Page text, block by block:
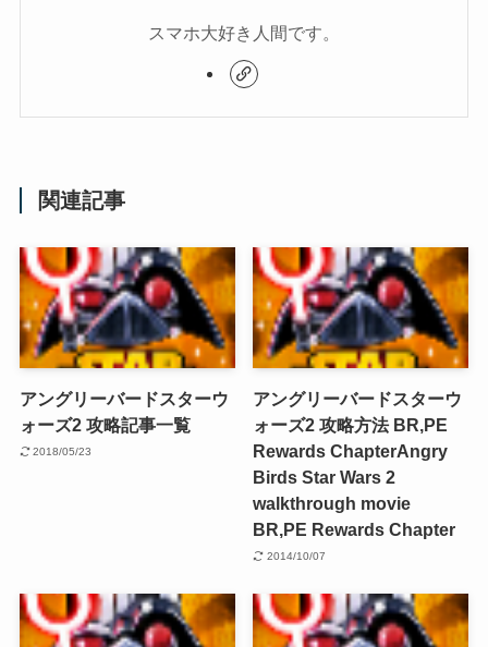
スマホ大好き人間です。
関連記事
アングリーバードスターウ
ォーズ2 攻略記事一覧
2018/05/23
アングリーバードスターウ
ォーズ2 攻略方法 BR,PE
Rewards ChapterAngry
Birds Star Wars 2
walkthrough movie
BR,PE Rewards Chapter
2014/10/07